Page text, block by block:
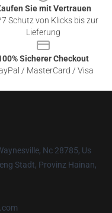
Sie mit Vertrauen
Schutz von Klicks bis zur
Lieferung
Sicherer Checkout
/ MasterCard / Visa
Nc 28785, Us
Stadt, Provinz Hainan,